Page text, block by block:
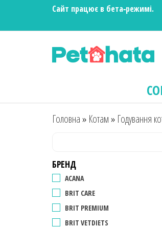
Сайт працює в бета‑режимі.
Головна» Котам» Годування
БРЕНД
ACANA
BRIT CARE
BRIT PREMIUM
BRIT VETDIETS